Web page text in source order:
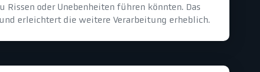
Rissen oder Unebenheiten führen könnten. Das
erleichtert die weitere Verarbeitung erheblich.